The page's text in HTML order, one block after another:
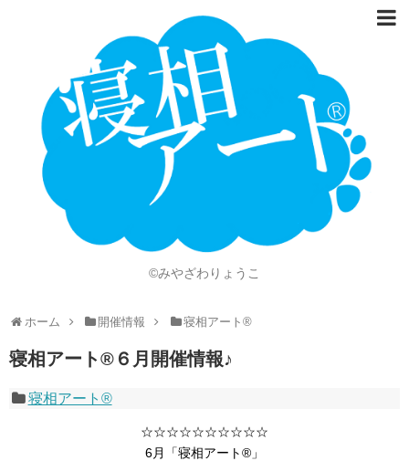
©みやざわりょうこ
ホーム 開催情報 寝相アート®
寝相アート®６月開催情報♪
寝相アート®
☆☆☆☆☆☆☆☆☆☆
6月「寝相アート®︎」
Language
開催情報
動画
ニュース
知的財産権